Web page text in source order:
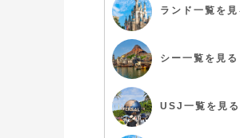
ランド 一覧を見
シー一覧を見る
USJ 一覧を見る